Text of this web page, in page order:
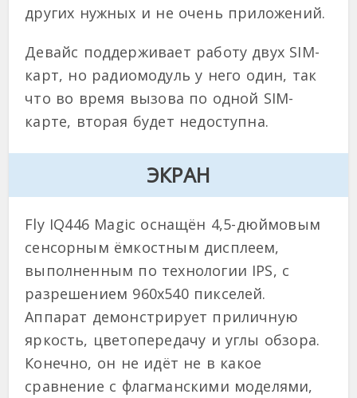
других нужных и не очень приложений.
Девайс поддерживает работу двух SIM-
карт, но радиомодуль у него один, так
что во время вызова по одной SIM-
карте, вторая будет недоступна.
ЭКРАН
Fly IQ446 Magic оснащён 4,5-дюймовым
сенсорным ёмкостным дисплеем,
выполненным по технологии IPS, с
разрешением 960х540 пикселей.
Аппарат демонстрирует приличную
яркость, цветопередачу и углы обзора.
Конечно, он не идёт не в какое
сравнение с флагманскими моделями,